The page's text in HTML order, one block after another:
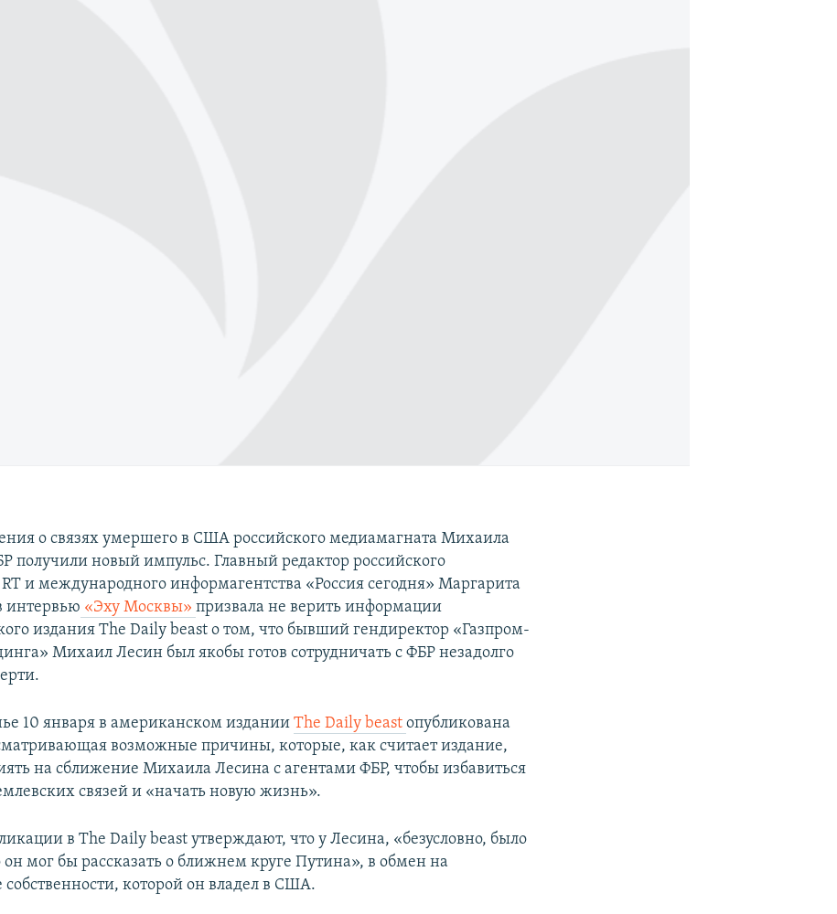
о связях умершего в США российского медиамагната Михаила
получили новый импульс. Главный редактор российского
RT и международного информагентства «Россия сегодня» Маргарита
интервью «Эху Москвы»призвала не верить информации
издания The Daily beast о том, что бывший гендиректор «Газпром-
Михаил Лесин был якобы готов сотрудничать с ФБР незадолго
10 января в американском изданииThe Daily beastопубликована
возможные причины, которые, как считает издание,
на сближение Михаила Лесина с агентами ФБР, чтобы избавиться
связей и «начать новую жизнь».
в The Daily beast утверждают, что у Лесина, «безусловно, было
он мог бы рассказать о ближнем круге Путина», в обмен на
собственности, которой он владел в США.